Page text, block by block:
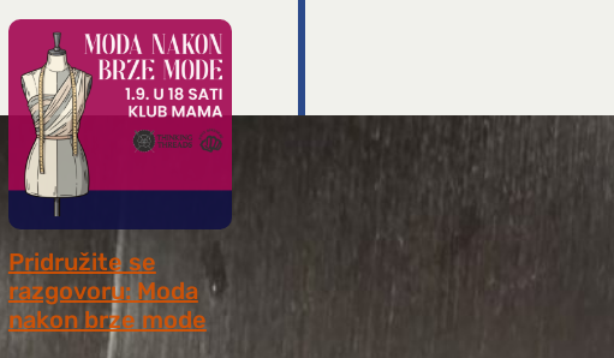
Pridružite se
razgovoru: Moda
nakon brze mode
July 31, 2026